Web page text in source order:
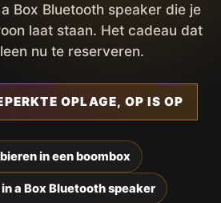
Box Bluetooth speaker die je
laat staan. Het cadeau dat
nu te reserveren.
OPLAGE, OP IS OP
in een boombox
a Box Bluetooth speaker